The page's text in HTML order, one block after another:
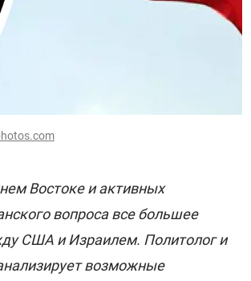
Востоке и активных
вопроса все большее
США и Израилем. Политолог и
возможные